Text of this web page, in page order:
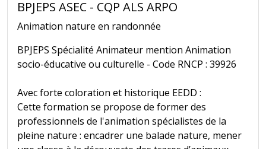
BPJEPS ASEC - CQP ALS ARPO
Animation nature en randonnée
BPJEPS Spécialité Animateur mention Animation
socio-éducative ou culturelle - Code RNCP : 39926
Avec forte coloration et historique EEDD :
Cette formation se propose de former des
professionnels de l'animation spécialistes de la
pleine nature : encadrer une balade nature, mener